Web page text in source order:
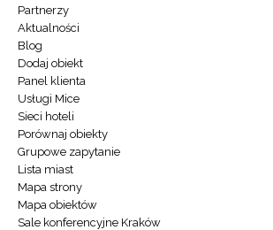
Partnerzy
Aktualności
Blog
Dodaj obiekt
Panel klienta
Usługi Mice
Sieci hoteli
Porównaj obiekty
Grupowe zapytanie
Lista miast
Mapa strony
Mapa obiektów
Sale konferencyjne Kraków